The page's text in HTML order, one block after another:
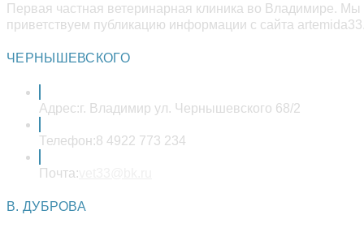
Первая частная ветеринарная клиника во Владимире.
приветствуем публикацию информации с сайта
ЧЕРНЫШЕВСКОГО
Адрес:г. Владимир ул. Чернышевского 68/2
Телефон:8 4922 773 234
Почта:
В. ДУБРОВА